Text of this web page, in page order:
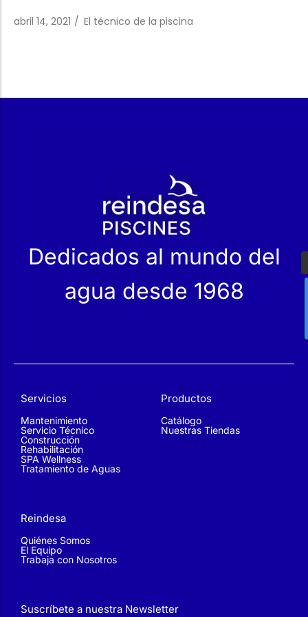
SPA Wellness
Tratamiento de Aguas
Trabaja con Nosotros
Piscinas públicas
El técnico de la piscina
abril 14, 2021 / El técnico de la piscina
Dedicados al mundo del
agua desde 1968
Servicios
Mantenimiento
Servicio Técnico
Construcción
Rehabilitación
SPA Wellness
Tratamiento de Aguas
Productos
Catálogo
Nuestras Tiendas
Reindesa
Quiénes Somos
El Equipo
Trabaja con Nosotros
Suscríbete a nuestra Newsletter